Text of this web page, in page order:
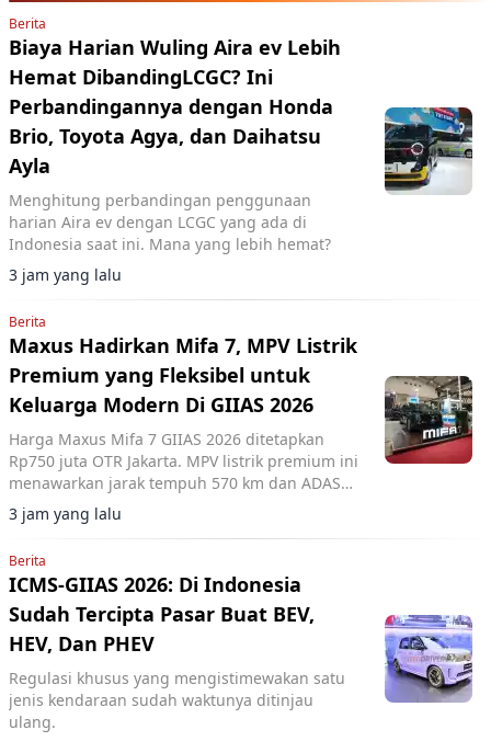
Berita
Biaya Harian Wuling Aira ev Lebih
Hemat DibandingLCGC? Ini
Perbandingannya dengan Honda
Brio, Toyota Agya, dan Daihatsu
Ayla
Menghitung perbandingan penggunaan
harian Aira ev dengan LCGC yang ada di
Indonesia saat ini. Mana yang lebih hemat?
3 jam yang lalu
Berita
Maxus Hadirkan Mifa 7, MPV Listrik
Premium yang Fleksibel untuk
Keluarga Modern Di GIIAS 2026
Harga Maxus Mifa 7 GIIAS 2026 ditetapkan
Rp750 juta OTR Jakarta. MPV listrik premium ini
menawarkan jarak tempuh 570 km dan ADAS
Level 2+.
3 jam yang lalu
Berita
ICMS-GIIAS 2026: Di Indonesia
Sudah Tercipta Pasar Buat BEV,
HEV, Dan PHEV
Regulasi khusus yang mengistimewakan satu
jenis kendaraan sudah waktunya ditinjau
ulang.